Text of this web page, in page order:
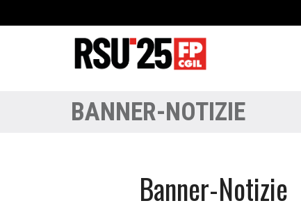
BANNER-NOTIZIE
Banner-Notizie